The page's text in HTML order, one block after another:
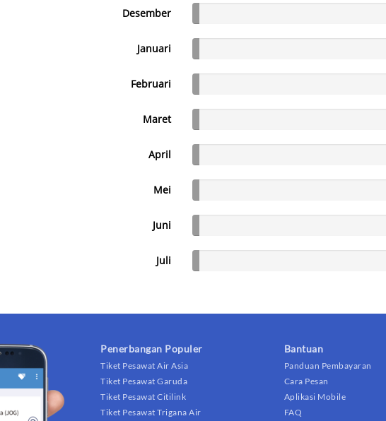
Desember
Januari
Februari
Maret
April
Mei
Juni
Juli
Penerbangan Populer
Tiket Pesawat Air Asia
Tiket Pesawat Garuda
Tiket Pesawat Citilink
Tiket Pesawat Trigana Air
Bantuan
Panduan Pembayaran
Cara Pesan
Aplikasi Mobile
FAQ